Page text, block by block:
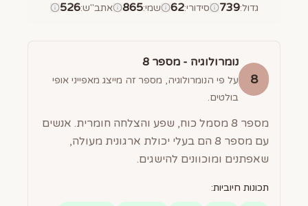
גדול:
739 סידורי:
62 שמי:
865 אתב"ש:
526
8
נומרולוגיה - מספר 8
על פי הנומרולוגיה, מספר זה מייצג מאפייני אופי
בולטים.
מספר 8 מסמל כוח, שפע והצלחה חומרית. אנשים
עם מספר 8 הם בעלי יכולת ארגונית מעולה,
שאפתנים ומוכוונים להישגים.
תכונות חיוביות: